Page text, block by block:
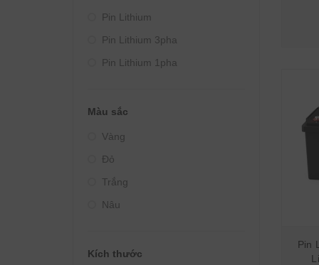
Pin Lithium
Pin Lithium 3pha
Pin Lithium 1pha
Màu sắc
Vàng
Đỏ
Trắng
Nâu
Kích thước
Pin